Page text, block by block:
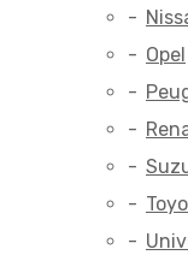
Opel